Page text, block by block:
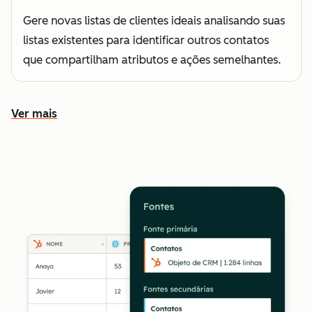
Gere novas listas de clientes ideais analisando suas
listas existentes para identificar outros contatos
que compartilham atributos e ações semelhantes.
Ver mais
Conheça outros recursos